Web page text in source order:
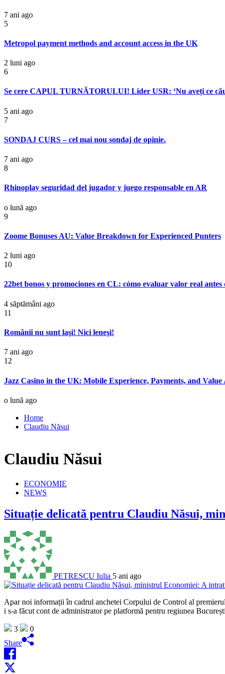
7 ani ago
5
Metropol payment methods and account access in the UK
2 luni ago
6
Se cere CAPUL TURNĂTORULUI! Lider USR: ‘Nu aveți ce
5 ani ago
7
SONDAJ CURS – cel mai nou sondaj de opinie.
7 ani ago
8
Rhinoplay seguridad del jugador y juego responsable en AR
o lună ago
9
Zoome Bonuses AU: Value Breakdown for Experienced Punters
2 luni ago
10
22bet bonos y promociones en CL: cómo evaluar valor real antes
4 săptămâni ago
11
Românii nu sunt laşi! Nici leneşi!
7 ani ago
12
Jazz Casino in the UK: Mobile Experience, Payments, and Value
o lună ago
Home
Claudiu Năsui
Claudiu Năsui
ECONOMIE
NEWS
Situație delicată pentru Claudiu Năsui,
PETRESCU Iulia 5 ani ago
Apar noi informații în cadrul anchetei Corpului de Control al
i s-a făcut cont de administrator pe platformă pentru regiunea
3
0
Share